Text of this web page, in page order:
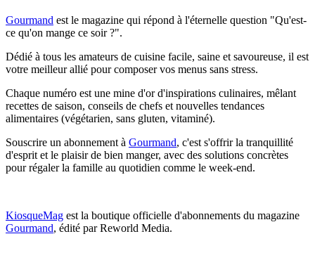
Gourmand est le magazine qui répond à l'éternelle question "Qu'est-
ce qu'on mange ce soir ?".
Dédié à tous les amateurs de cuisine facile, saine et savoureuse, il est
votre meilleur allié pour composer vos menus sans stress.
Chaque numéro est une mine d'or d'inspirations culinaires, mêlant
recettes de saison, conseils de chefs et nouvelles tendances
alimentaires (végétarien, sans gluten, vitaminé).
Souscrire un abonnement à Gourmand, c'est s'offrir la tranquillité
d'esprit et le plaisir de bien manger, avec des solutions concrètes
pour régaler la famille au quotidien comme le week-end.
KiosqueMag est la boutique officielle d'abonnements du magazine
Gourmand, édité par Reworld Media.